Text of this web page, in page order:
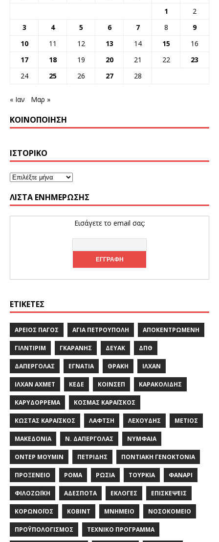
1
2
3
4 5 6 7 8
9
10
11 12 13 14 15
16
17
18 19 20 21 22
23
24
25 26 27 28
« Ιαν Μαρ »
ΚΟΙΝΟΠΟΊΗΣΗ
ΙΣΤΟΡΙΚΌ
ΛΊΣΤΑ ΕΝΗΜΈΡΩΣΗΣ
Εισάγετε το email σας:
ΕΤΙΚΈΤΕΣ
ΆΡΕΙΟΣ ΠΆΓΟΣ ΑΓΊΑ ΠΕΤΡΟΎΠΟΛΗ ΑΠΟΚΕΝΤΡΩΜΈΝΗ
ΓΙΛΝΤΙΡΊΜ ΓΚΑΡΆΝΗΣ ΔΕΥΑΚ ΔΠΘ
ΔΑΠΈΡΓΟΛΑΣ ΕΓΝΑΤΊΑ ΘΡΆΚΗ ΙΛΧΆΝ
ΙΛΧΆΝ ΑΧΜΈΤ ΚΕΔΕ ΚΟΙΝΣΕΠ ΚΑΡΑΚΟΛΊΔΗΣ
ΚΑΡΥΔΌΡΡΕΜΑ ΚΟΣΜΆΣ ΚΑΡΑΪ́ΣΚΟΣ
ΚΏΣΤΑΣ ΚΑΡΑΪ́ΣΚΟΣ ΛΑΦΤΣΉ ΛΕΧΟΎΔΗΣ ΜΈΤΙΟΣ
ΜΑΚΕΔΟΝΊΑ Ν. ΔΑΠΈΡΓΟΛΑΣ ΝΥΜΦΑΊΑ
ΟΝΤΈΡ ΜΟΥΜΊΝ ΠΕΤΡΊΔΗΣ ΠΟΝΤΙΑΚΉ ΓΕΝΟΚΤΟΝΊΑ
ΠΡΟΞΕΝΕΊΟ ΡΟΜΆ ΡΩΣΊΑ ΤΟΥΡΚΊΑ ΦΑΝΆΡΙ
ΦΙΛΟΖΩΪΚΉ ΑΔΈΣΠΟΤΑ ΕΚΛΟΓΈΣ ΕΠΙΣΚΈΨΕΙΣ
ΚΟΡΩΝΟΪΌΣ ΚΌΒΙΝΤ ΜΝΗΜΕΊΟ ΝΟΣΟΚΟΜΕΊΟ
ΠΡΟΫΠΟΛΟΓΙΣΜΌΣ ΤΕΧΝΙΚΌ ΠΡΌΓΡΑΜΜΑ